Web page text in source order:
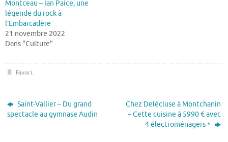
Montceau – Ian Paice, une
légende du rock à
l’Embarcadère
21 novembre 2022
Dans "Culture"
Favori.
Saint-Vallier – Du grand
spectacle au gymnase Audin
Chez Delécluse à Montchanin
– Cette cuisine à 5990 € avec
4 électroménagers *